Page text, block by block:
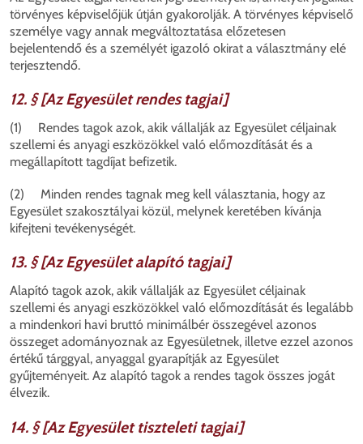
törvényes képviselőjük útján gyakorolják. A törvényes képviselő
személye vagy annak megváltoztatása előzetesen
bejelentendő és a személyét igazoló okirat a választmány elé
terjesztendő.
12. § [Az Egyesület rendes tagjai]
(1) Rendes tagok azok, akik vállalják az Egyesület céljainak
szellemi és anyagi eszközökkel való előmozdítását és a
megállapított tagdíjat befizetik.
(2) Minden rendes tagnak meg kell választania, hogy az
Egyesület szakosztályai közül, melynek keretében kívánja
kifejteni tevékenységét.
13. § [Az Egyesület alapító tagjai]
Alapító tagok azok, akik vállalják az Egyesület céljainak
szellemi és anyagi eszközökkel való előmozdítását és legalább
a mindenkori havi bruttó minimálbér összegével azonos
összeget adományoznak az Egyesületnek, illetve ezzel azonos
értékű tárggyal, anyaggal gyarapítják az Egyesület
gyűjteményeit. Az alapító tagok a rendes tagok összes jogát
élvezik.
14. § [Az Egyesület tiszteleti tagjai]